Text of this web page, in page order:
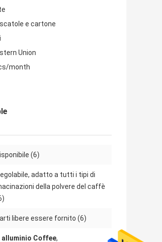
e cartone
Union
month
(6)
adatto a tutti i tipi di
della polvere del caffè
libere essere fornito (6)
Coffee,